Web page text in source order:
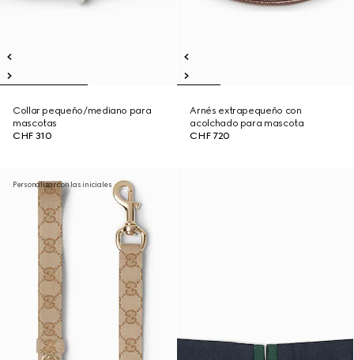
Collar pequeño/mediano para
mascotas
CHF 310
Arnés extrapequeño con
acolchado para mascota
CHF 720
Personalizar con las iniciales